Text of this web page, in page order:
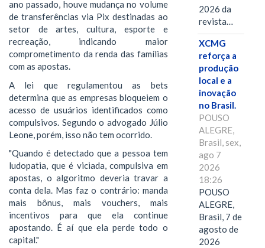
ano passado, houve mudança no volume
de transferências via Pix destinadas ao
setor de artes, cultura, esporte e
recreação, indicando maior
comprometimento da renda das famílias
com as apostas.
A lei que regulamentou as bets
determina que as empresas bloqueiem o
acesso de usuários identificados como
compulsivos. Segundo o advogado Júlio
Leone, porém, isso não tem ocorrido.
"Quando é detectado que a pessoa tem
ludopatia, que é viciada, compulsiva em
apostas, o algoritmo deveria travar a
conta dela. Mas faz o contrário: manda
mais bônus, mais vouchers, mais
incentivos para que ela continue
apostando. É aí que ela perde todo o
capital."
2026 da
revista…
XCMG
reforça a
produção
local e a
inovação
no Brasil.
POUSO
ALEGRE,
Brasil, sex,
ago 7
2026
18:26
POUSO
ALEGRE,
Brasil, 7 de
agosto de
2026